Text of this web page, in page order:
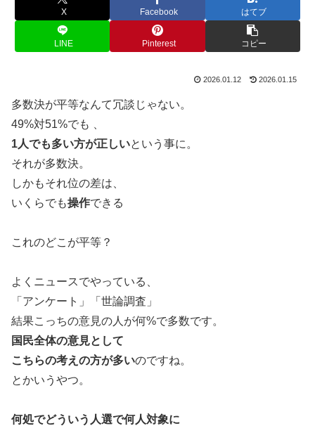
X Facebook はてブ
LINE Pinterest コピー
2026.01.12 2026.01.15
多数決が平等なんて冗談じゃない。
49%対51%でも 、
1人でも多い方が正しいという事に。
それが多数決。
しかもそれ位の差は、
いくらでも操作できる
これのどこが平等？
よくニュースでやっている、
「アンケート」「世論調査」
結果こっちの意見の人が何%で多数です。
国民全体の意見として
こちらの考えの方が多いのですね。
とかいうやつ。
何処でどういう人選で何人対象に